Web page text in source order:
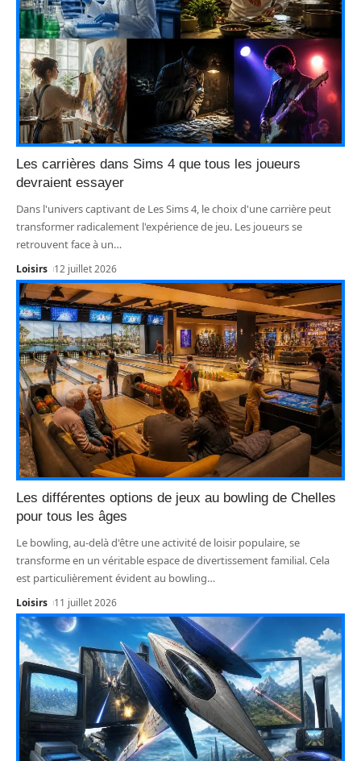
Les carrières dans Sims 4 que tous les joueurs
devraient essayer
Dans l'univers captivant de Les Sims 4, le choix d'une carrière peut
transformer radicalement l'expérience de jeu. Les joueurs se
retrouvent face à un…
Loisirs 12 juillet 2026
Les différentes options de jeux au bowling de Chelles
pour tous les âges
Le bowling, au-delà d'être une activité de loisir populaire, se
transforme en un véritable espace de divertissement familial. Cela
est particulièrement évident au bowling…
Loisirs 11 juillet 2026